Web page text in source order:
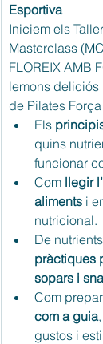
Esportiva
Iniciem els
Masterclass
FLOREIX AMB
lemons deliciós
de Pilates
Els
quins
funcionar
Com llegir
aliments i
nutricional.
De
pràctiques
sopars i
Com
com a guia
gustos i